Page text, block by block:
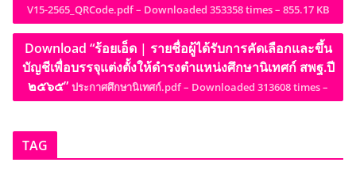
V15-2565_QRCode.pdf – Downloaded 353358 times – 855.17 KB
Download “ร้อยเอ็ด | รายชื่อผู้ได้รับการคัดเลือกและขึ้น
บัญชีเพื่อบรรจุแต่งตั้งให้ดำรงตำแหน่งศึกษานิเทศก์ สพฐ.ปี
๒๕๖๕” ประกาศศึกษานิเทศก์.pdf – Downloaded 313608 times –
TAG